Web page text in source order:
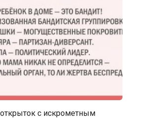
с искрометным